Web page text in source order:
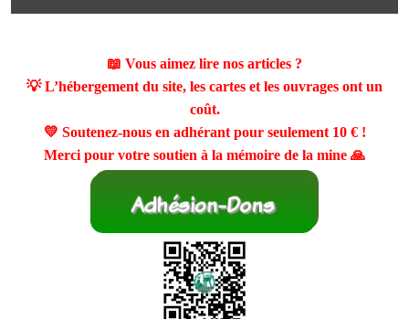
📖 Vous aimez lire nos articles ?
💡 L’hébergement du site, les cartes et les ouvrages ont un
coût.
💛 Soutenez-nous en adhérant pour seulement 10 €!
Merci pour votre soutien à la mémoire de la mine 🙏